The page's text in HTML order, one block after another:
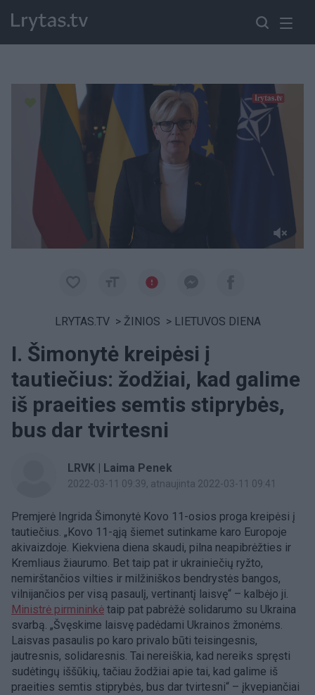
Paremkite Ukrainą
LRYTAS.TV > ŽINIOS > LIETUVOS DIENA
I. Šimonytė kreipėsi į
tautiečius: žodžiai, kad galime
iš praeities semtis stiprybės,
bus dar tvirtesni
LRVK | Laima Penek
2022-03-11 09:39, atnaujinta 2022-03-11 09:41
Premjerė Ingrida Šimonytė Kovo 11-osios proga kreipėsi į
tautiečius. „Kovo 11-ąją šiemet sutinkame karo Europoje
akivaizdoje. Kiekviena diena skaudi, pilna neapibrėžties ir
Kremliaus žiaurumo. Bet taip pat ir ukrainiečių ryžto,
nemirštančios vilties ir milžiniškos bendrystės bangos,
vilnijančios per visą pasaulį, vertinantį laisvę“ – kalbėjo ji.
Ministrė pirmininkė taip pat pabrėžė solidarumo su Ukraina
svarbą. „Švęskime laisvę padėdami Ukrainos žmonėms.
Laisvas pasaulis po karo privalo būti teisingesnis,
jautresnis, solidaresnis. Tai nereiškia, kad nereiks spręsti
sudėtingų iššūkių, tačiau žodžiai apie tai, kad galime iš
praeities semtis stiprybės, bus dar tvirtesni“ – įkvepiančiai